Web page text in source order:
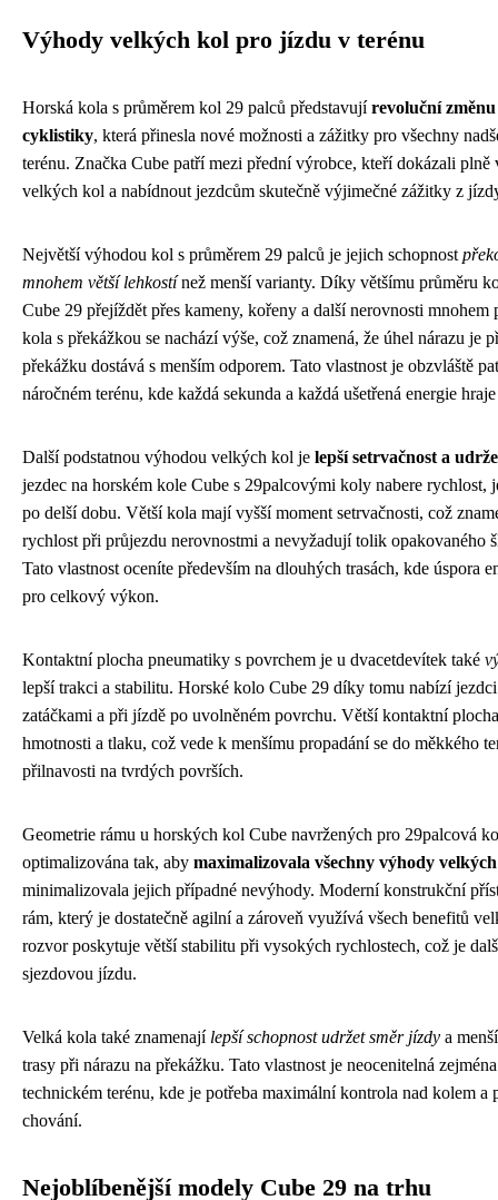
Výhody velkých kol pro jízdu v terénu
Horská kola s průměrem kol 29 palců představujírevoluční
cyklistiky, která přinesla nové možnosti a zážitky pro všechny
terénu. Značka Cube patří mezi přední výrobce, kteří dokázali plně
velkých kol a nabídnout jezdcům skutečně výjimečné zážitky z
Největší výhodou kol s průměrem 29 palců je jejich schopnost
mnohem větší lehkostínež menší varianty. Díky většímu průměru
Cube 29 přejíždět přes kameny, kořeny a další nerovnosti
kola s překážkou se nachází výše, což znamená, že úhel nárazu je
překážku dostává s menším odporem. Tato vlastnost je obzvláště
náročném terénu, kde každá sekunda a každá ušetřená energie
Další podstatnou výhodou velkých kol je lepší setrvačnost a
jezdec na horském kole Cube s 29palcovými koly nabere rychlost,
po delší dobu. Větší kola mají vyšší moment setrvačnosti, což
rychlost při průjezdu nerovnostmi a nevyžadují tolik opakovaného
Tato vlastnost oceníte především na dlouhých trasách, kde úspora
pro celkový výkon.
Kontaktní plocha pneumatiky s povrchem je u dvacetdevítek také
lepší trakci a stabilitu. Horské kolo Cube 29 díky tomu nabízí
zatáčkami a při jízdě po uvolněném povrchu. Větší kontaktní
hmotnosti a tlaku, což vede k menšímu propadání se do měkkého
přilnavosti na tvrdých površích.
Geometrie rámu u horských kol Cube navržených pro 29palcová
optimalizována tak, aby maximalizovala všechny výhody
minimalizovala jejich případné nevýhody. Moderní konstrukční
rám, který je dostatečně agilní a zároveň využívá všech benefitů
rozvor poskytuje větší stabilitu při vysokých rychlostech, což je
sjezdovou jízdu.
Velká kola také znamenají lepší schopnost udržet směr jízdy a
trasy při nárazu na překážku. Tato vlastnost je neocenitelná
technickém terénu, kde je potřeba maximální kontrola nad kolem a
chování.
Nejoblíbenější modely Cube 29 na trhu